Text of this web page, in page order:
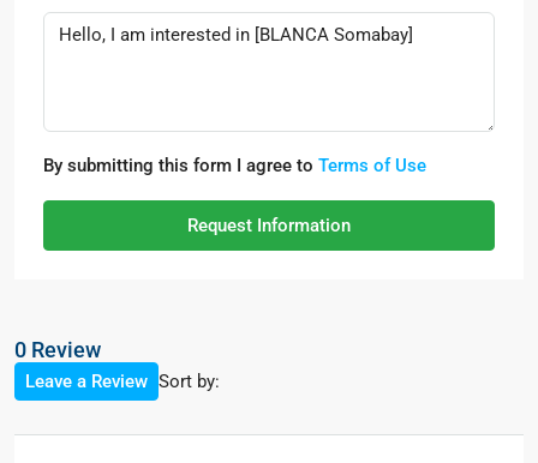
By submitting this form I agree to Terms of Use
Request Information
0 Review
Sort by:
Leave a Review